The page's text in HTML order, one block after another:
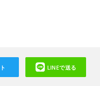
LINEで送る